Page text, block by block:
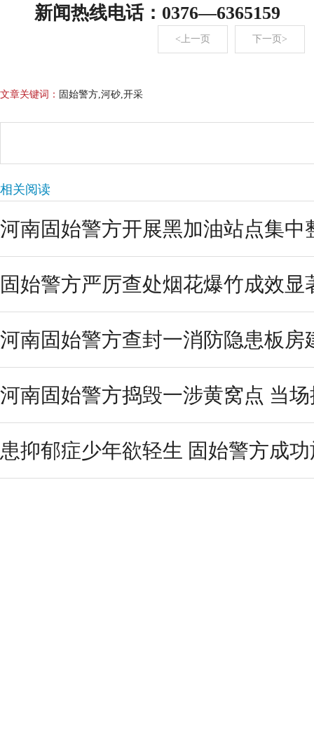
新闻热线电话：0376—6365159
<上一页 下一页>
文章关键词： 固始警方,河砂,开采
相关阅读
河南固始警方开展黑加油站点集中
固始警方严厉查处烟花爆竹成效显
河南固始警方查封一消防隐患板房
河南固始警方捣毁一涉黄窝点 当
患抑郁症少年欲轻生 固始警方成